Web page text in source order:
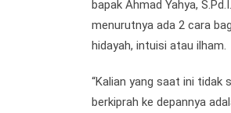
bapak Ahmad Yahya,
menurutnya ada 2 cara
hidayah, intuisi atau ilham.
“Kalian yang saat ini tidak
berkiprah ke depannya